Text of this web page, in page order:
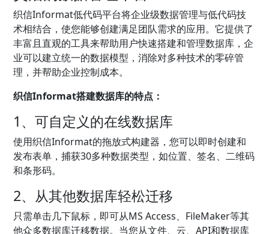
织信Informat低代码平台将企业级数据管理与低代码技
术相结合，使您能够创建满足团队需求的应用。它提供了
丰富且直观的工具来帮助用户快速搭建和管理数据库，企
业可以建立统一的数据模型，消除对多种技术的零碎管
理，并帮助企业控制成本。
织信Informat搭建数据库的特点：
1、可自定义的在线数据库
使用织信Informat的拖放式构建器，您可以即时创建和
发布表单，捕获30多种数据类型，如位置、签名、二维码
和条形码。
2、从其他数据库轻松迁移
只需单击几下鼠标，即可从MS Access、FileMaker等其
他众多数据库迁移数据。当您从文件、云、API和数据库